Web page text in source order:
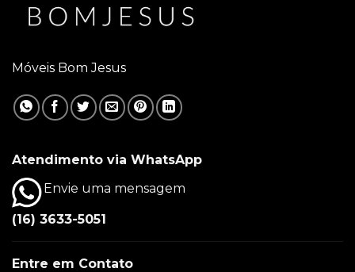
Móveis Bom Jesus
Atendimento via WhatsApp
Envie uma mensagem
(16) 3633-5051
Entre em Contato